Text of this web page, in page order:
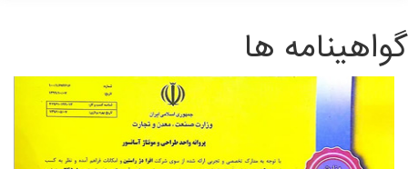
گواهینامه ها